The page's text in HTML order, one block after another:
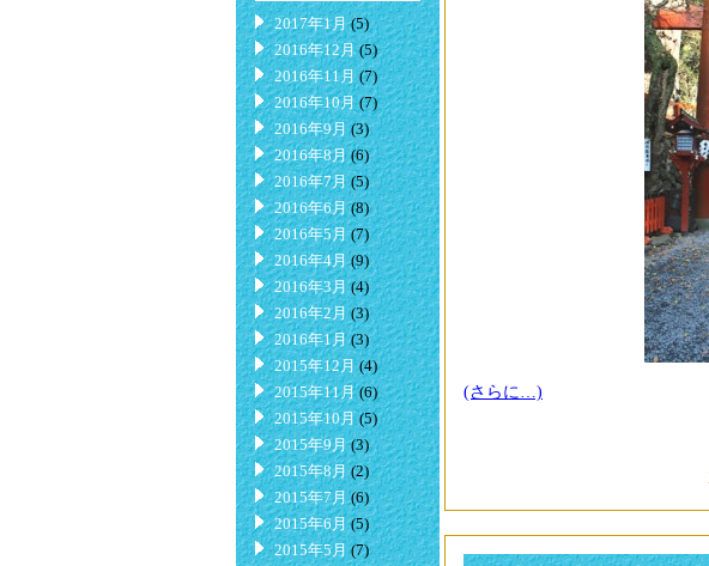
2017年1月 (5)
2016年12月(5)
2016年11月 (7)
2016年10月(7)
2016年9月 (3)
2016年8月 (6)
2016年7月(5)
2016年6月(8)
2016年5月(7)
2016年4月 (9)
2016年3月 (4)
2016年2月 (3)
2016年1月(3)
2015年12月(4)
2015年11月(6)
2015年10月(5)
2015年9月 (3)
2015年8月 (2)
2015年7月 (6)
2015年6月 (5)
2015年5月 (7)
(さらに…)